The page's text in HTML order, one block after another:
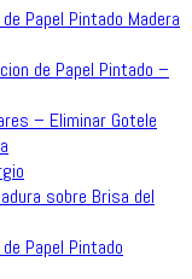
Papel Pintado Madera
de Papel Pintado –
– Eliminar Gotele
sobre Brisa del
Papel Pintado